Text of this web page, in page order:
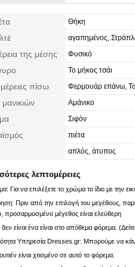
Θήκη
αγαπημένος,
της μέσης Φυσικό
Το μήκος τσάι
πίσω Φερμουάρ επάνω,
Αμάνικο
Σιφόν
πιέτα
απλός, άτυπος
λεπτομέρειες
Για να επιλέξετε το χρώμα το ίδιο με την
Πριν από την επιλογή του μεγέθους,
προσαρμοσμένο μέγεθος είναι ελεύθερη
είναι ένα είναι στο απόθεμα φόρεμα.
Υπηρεσία Dresses.gr: Μπορούμε να
είναι χτισμένο σε αυτό το φόρεμα.